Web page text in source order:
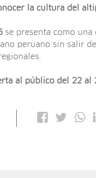
la cultura del
se presenta como
peruano sin salir
al público del 22 al